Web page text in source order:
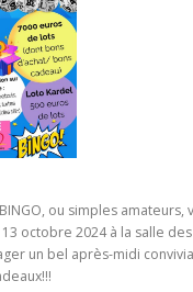
ou simples amateurs,
octobre 2024 à la salle
un bel après-midi convivial